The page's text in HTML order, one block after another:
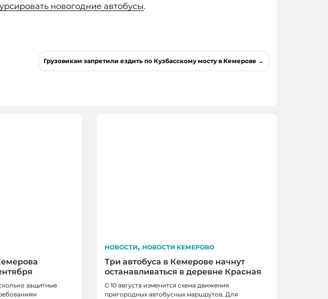
новогодние автобусы.
Грузовикам запретили ездить по Кузбасскому мосту в Кемерове
защитные
НОВОСТИ, НОВОСТИ КЕМЕРОВО
Три автобуса в Кемерове начнут
останавливаться в деревне Красная
С 10 августа изменится схема движения
пригородных автобусных маршрутов. Для